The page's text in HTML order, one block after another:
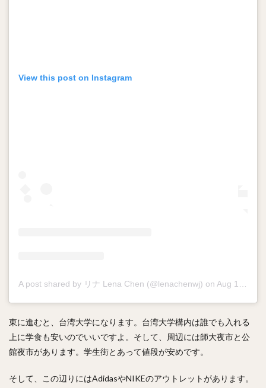
View this post on Instagram
A post shared by リナ Lena Chen (@lenachenwj) on Aug 16, 2019 at 8:01pm PDT
東に進むと、台湾大学になります。台湾大学構内は誰でも入れる
上に学食も安いのでいいですよ。そして、周辺には師大夜市と公
館夜市があります。学生街とあって値段が安めです。
そして、この辺りにはAdidasやNIKEのアウトレットがあります。